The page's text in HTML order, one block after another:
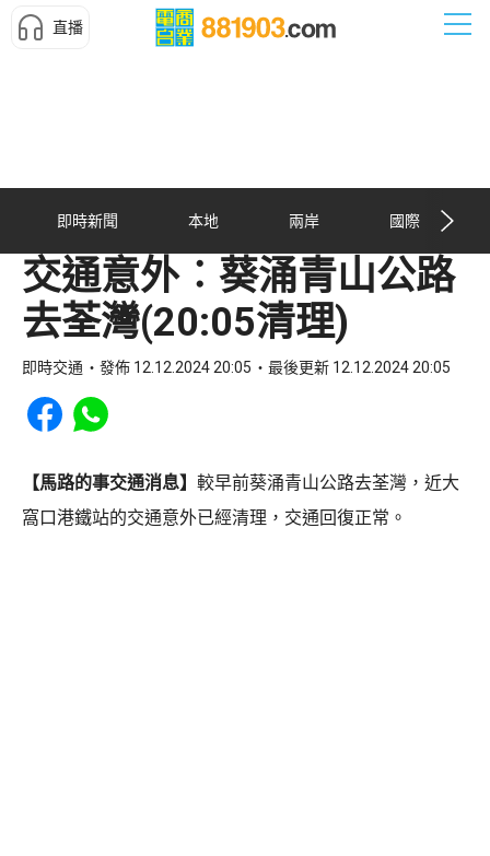
直播
即時新聞 本地 兩岸 國際
交通意外︰葵涌青山公路
去荃灣(20:05清理)
即時交通 發佈 12.12.2024 20:05 最後更新 12.12.2024 20:05
Share to Facebook
Share to WhatsApp
【馬路的事交通消息】 較早前葵涌青山公路去荃灣，近大
窩口港鐵站的交通意外已經清理，交通回復正常。